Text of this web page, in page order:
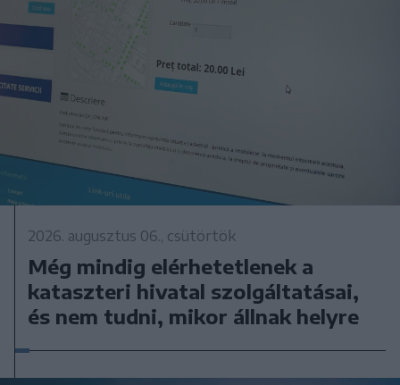
2026. augusztus 06., csütörtök
Még mindig elérhetetlenek a
kataszteri hivatal szolgáltatásai,
és nem tudni, mikor állnak helyre